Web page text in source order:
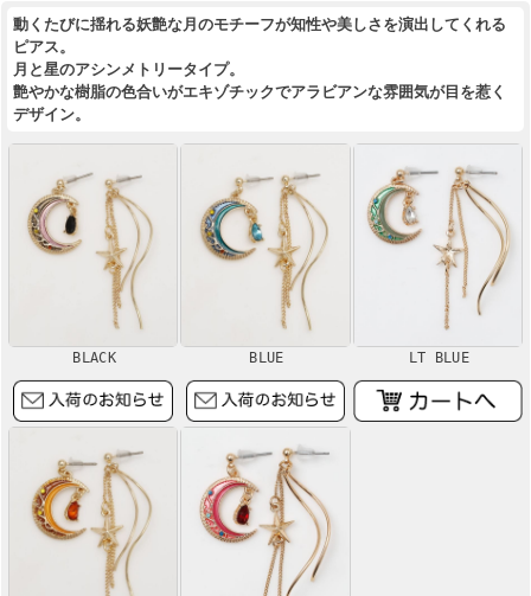
動くたびに揺れる妖艶な月のモチーフが知性や美しさを演出してくれる
ピアス。
月と星のアシンメトリータイプ。
艶やかな樹脂の色合いがエキゾチックでアラビアンな雰囲気が目を惹く
デザイン。
BLACK BLUE LT BLUE